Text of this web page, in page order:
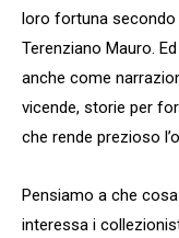
loro fortuna secondo
Terenziano Mauro.
anche come
vicende, storie per
che rende prezioso
Pensiamo a che cosa
interessa i